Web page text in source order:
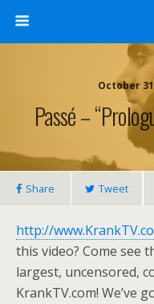
October
Passé –
Share Tweet
http://
this video? Come see
largest, uncensored,
KrankTV.com! We’ve